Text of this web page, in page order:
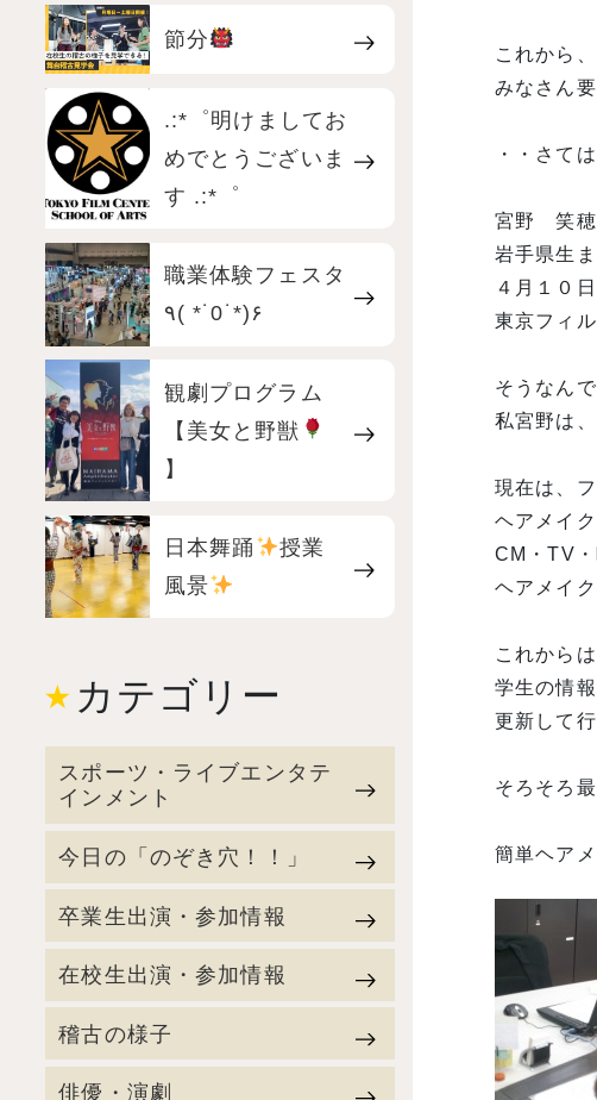
これから
みなさん
・・さて
宮野 笑穂
岩手県生
４月１０
東京フィ
そうなんで
私宮野は
現在は、
ヘアメイ
CM・TV
ヘアメイ
これからは
学生の情
更新して
そろそろ
簡単ヘア
節分
.:*゜明けましてお
めでとうございま
す .:*゜
職業体験フェスタ
٩( *˙0˙*)۶
観劇プログラム
【美女と野獣
】
日本舞踊
授業
風景
カテゴリー
スポーツ・ライブエンタテ
インメント
今日の「のぞき穴！！」
卒業生出演・参加情報
在校生出演・参加情報
稽古の様子
俳優・演劇